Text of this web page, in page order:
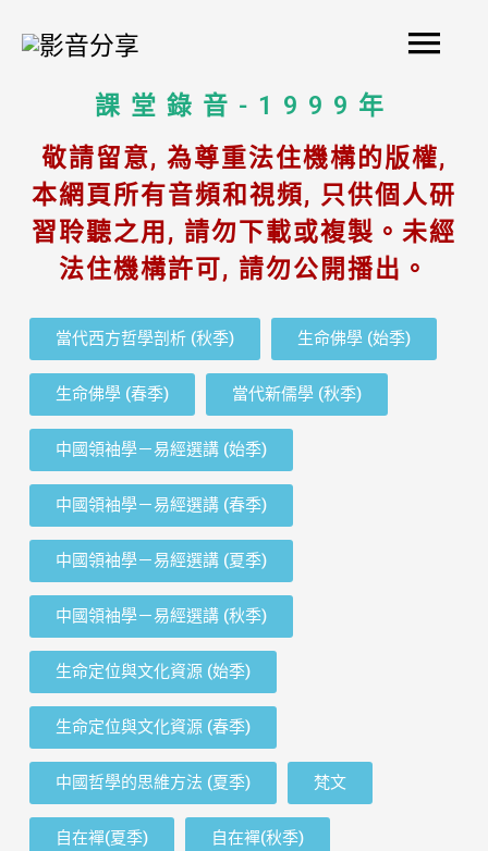
to
課堂錄音-1999年
敬請留意, 為尊重法住機構的版權,
本網頁所有音頻和視頻, 只供個人研
習聆聽之用, 請勿下載或複製。未經
法住機構許可, 請勿公開播出。
當代西方哲學剖析 (秋季) 生命佛學 (始季)
生命佛學 (春季) 當代新儒學 (秋季)
中國領袖學－易經選講 (始季)
中國領袖學－易經選講 (春季)
中國領袖學－易經選講 (夏季)
中國領袖學－易經選講 (秋季)
生命定位與文化資源 (始季)
生命定位與文化資源 (春季)
中國哲學的思維方法 (夏季) 梵文
自在襌(夏季) 自在襌(秋季)